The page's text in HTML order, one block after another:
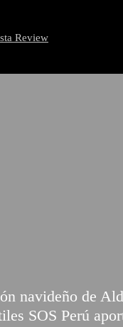
navideño de
SOS Perú